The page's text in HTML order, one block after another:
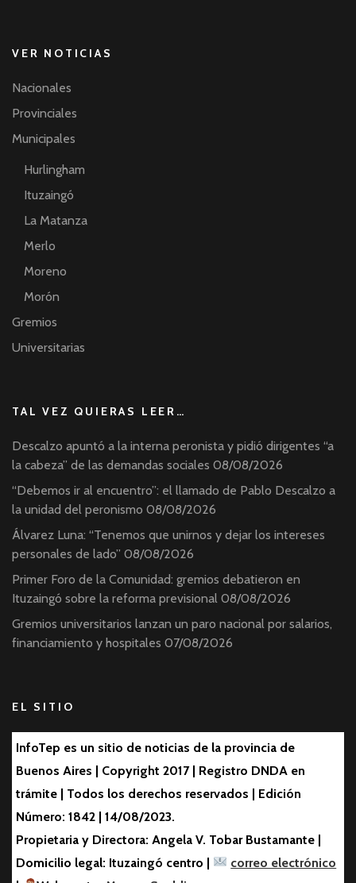
VER NOTICIAS
Nacionales
Provinciales
Municipales
Hurlingham
Ituzaingó
La Matanza
Merlo
Moreno
Morón
Gremios
Universitarias
TAL VEZ QUIERAS LEER…
Descalzo apuntó a la interna peronista y pidió dirigentes “a
la cabeza” de las demandas sociales 08/08/2026
“Debemos ir al encuentro”: el llamado de Pablo Descalzo a
la unidad del peronismo 08/08/2026
Álvarez Luna: “Tenemos que unirnos y dejar los intereses
personales de lado” 08/08/2026
Primer Foro de la Comunidad: gremios debatieron en
Ituzaingó sobre la reforma previsional 08/08/2026
Gremios universitarios lanzan un paro nacional por salarios,
financiamiento y hospitales 07/08/2026
EL SITIO
InfoTep es un sitio de noticias de la provincia de
Buenos Aires | Copyright 2017 | Registro DNDA en
trámite | Todos los derechos reservados | Edición
Número: 1842 | 14/08/2023.
Propietaria y Directora: Angela V. Tobar Bustamante |
Domicilio legal: Ituzaingó centro |
correo electrónico